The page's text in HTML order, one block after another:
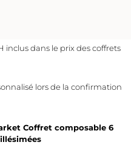
inclus dans le prix des coffrets
lors de la confirmation
Coffret composable 6